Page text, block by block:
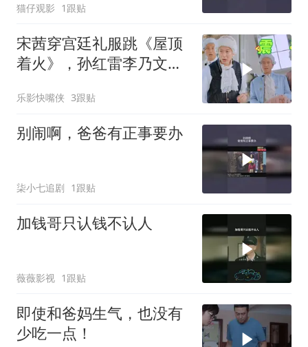
猫仔观影 1跟贴
宋茜穿宫廷礼服跳《屋顶
着火》，孙红雷李乃文当
情包全网疯传！
乐影快嘴侠 3跟贴
别闹啊，爸爸有正事要办
柒小七追剧 1跟贴
加钱哥只认钱不认人
薇薇影视 1跟贴
即使和爸妈生气，也没有
少吃一点！